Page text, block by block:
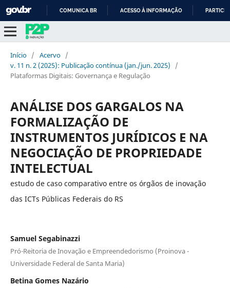
COMUNICA BR ACESSO À INFORMAÇÃO
Início / Acervo /
v. 11 n. 2 (2025): Publicação contínua (jan./jun. 2025)
/
Plataformas Digitais: Governança e Regulação
ANÁLISE DOS GARGALOS NA
FORMALIZAÇÃO DE
INSTRUMENTOS JURÍDICOS E NA
NEGOCIAÇÃO DE PROPRIEDADE
INTELECTUAL
estudo de caso comparativo entre os órgãos de inovação
das ICTs Públicas Federais do RS
Samuel Segabinazzi
Pró-Reitoria de Inovação e Empreendedorismo (Proinova -
Universidade Federal de Santa Maria)
Betina Gomes Nazário